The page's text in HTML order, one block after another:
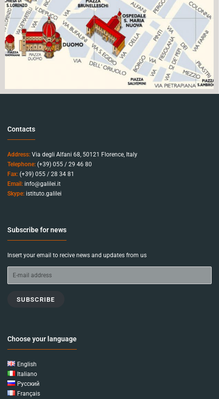
Contacts
Address: Via degli Alfani 68, 50121 Florence, Italy
Telephone: (+39) 055 / 29 46 80
Fax: (+39) 055 / 28 34 81
Email: info@galilei.it
Skype: istituto.galilei
Subscribe for news
Insert your email to recive news and updates from us
SUBSCRIBE
Choose your language
English
Italiano
Русский
Français